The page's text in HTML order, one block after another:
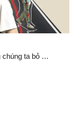
chúng ta bỏ …